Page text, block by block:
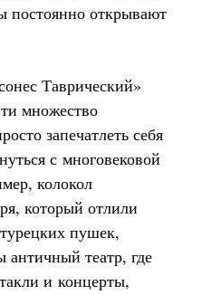
постоянно открывают
Таврический»
множество
запечатлеть себя
с многовековой
колокол
который отлили
пушек,
театр, где
и концерты,